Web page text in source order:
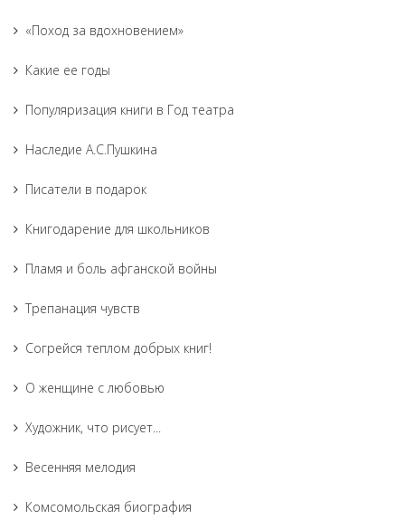
«Поход за вдохновением»
Какие ее годы
Популяризация книги в Год театра
Наследие А.С.Пушкина
Писатели в подарок
Книгодарение для школьников
Пламя и боль афганской войны
Трепанация чувств
Согрейся теплом добрых книг!
О женщине с любовью
Художник, что рисует...
Весенняя мелодия
Комсомольская биография